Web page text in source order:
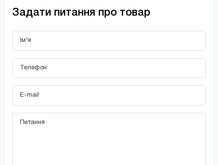
Задати питання про товар